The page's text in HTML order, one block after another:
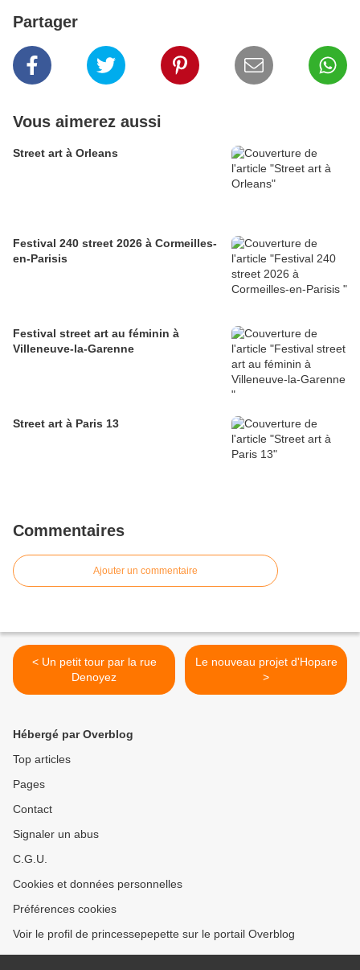
Partager
Vous aimerez aussi
Street art à Orleans
Festival 240 street 2026 à Cormeilles-
en-Parisis
Festival street art au féminin à
Villeneuve-la-Garenne
Street art à Paris 13
Commentaires
Ajouter un commentaire
< Un petit tour par la rue
Denoyez
Le nouveau projet d'Hopare
>
Hébergé par Overblog
Top articles
Pages
Contact
Signaler un abus
C.G.U.
Cookies et données personnelles
Préférences cookies
Voir le profil de princessepepette sur le portail Overblog